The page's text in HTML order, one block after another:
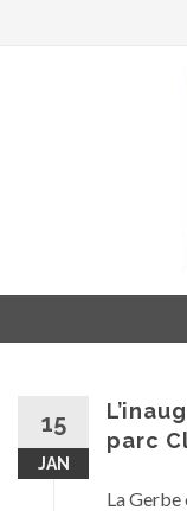
contenu
15
JAN
parc
La Gerbe